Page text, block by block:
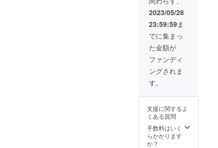
リッと
辛い唐
揚げ
『
塩 』
：あっ
さり&後
を引く
塩味の
唐揚げ
かな青
のり入
り唐揚
げ ＊内
容量：
種類の
味付け
からご
希望の
味をお
選びく
ださ
い。
『赤
辛』：
辛い唐
揚げ
『黒
辛』：
黒胡椒
能で
す。
（別途
送料を
いただ
きま
す） 株
式会社
アン
フィ自
けもも
肉の唐
揚げ
（冷
凍）」
オーブ
揚げ
『
：あっ
さり&後
を引く
塩味の
唐揚げ
『のり
塩』：
のり入
り唐揚
げ ＊内
容量：
（約420
ｇ14個
より一
層おい
しくお
召し上
がりい
ただけ
ます♪ 4
種類唐
揚げの
詰め合
です。
『赤
辛』：
豆板醤
でピ
リッと
けもも
肉の唐
揚げ
（冷
凍）」
オーブ
ンやレ
ンジで
の温め
いただ
＾＾ 2
度揚げ
の前の
段階で
冷凍し
2023/05/28
23:59:59ま
でに集まっ
た金額が
ファンディ
ングされま
す。
支援に関するよ
くある質問
手数料はいく
らかかります
か？